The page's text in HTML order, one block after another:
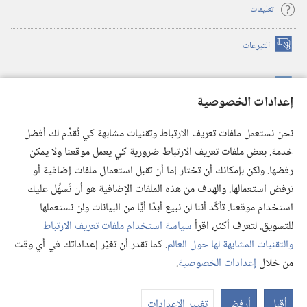
إعدادات الخصوصية
نحن نستعمل ملفات تعريف الارتباط وتقنيات مشابهة كي نُقدِّم لك أفضل
خدمة. بعض ملفات تعريف الارتباط ضرورية كي يعمل موقعنا ولا يمكن
رفضها. ولكن بإمكانك أن تختار إما أن تقبل استعمال ملفات إضافية أو
ترفض استعمالها. والهدف من هذه الملفات الإضافية هو أن نُسهِّل عليك
استخدام موقعنا. تأكَّد أننا لن نبيع أبدًا أيًّا من البيانات ولن نستعملها
للتسويق. لتعرف أكثر، اقرأسياسة استخدام ملفات تعريف الارتباط
والتقنيات المشابهة لها حول العالم. كما تقدر أن تغيِّر إعداداتك في أي وقت
من خلال إعدادات الخصوصية.
تعليمات
التبرعات (يفتح
نافذة
(يفتح
نافذة
(يفتح
نافذة
جديدة) تطبيق ®
JW Library
مكتبة برج المراقبة
© 2026 .Watch Tower Bible and Tract Society of Pennsylvania
شروط الاستخدام |